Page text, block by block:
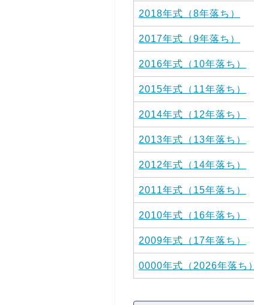
2018年式（8年落ち）
2017年式（9年落ち）
2016年式（10年落ち）
2015年式（11年落ち）
2014年式（12年落ち）
2013年式（13年落ち）
2012年式（14年落ち）
2011年式（15年落ち）
2010年式（16年落ち）
2009年式（17年落ち）
0000年式（2026年落ち）